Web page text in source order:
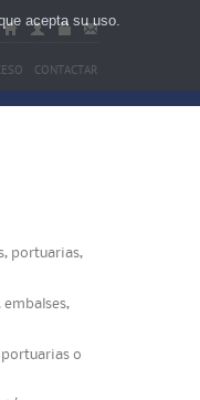
CONTACTAR
portuarias,
o
acepta su uso.